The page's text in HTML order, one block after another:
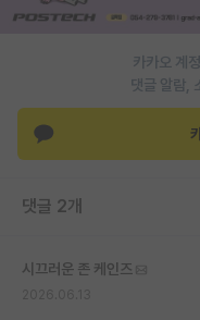
카카오 계
댓글 알람,
댓글 2개
시끄러운 존 케인즈